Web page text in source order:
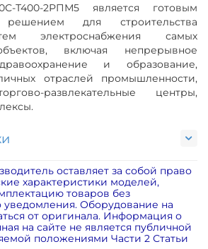
Т400-2РПМ5 является готовым
решением для строительства
электроснабжения самых
включая непрерывное
и образование,
отраслей промышленности,
развлекательные центры,
оставляет за собой право
характеристики моделей,
товаров без
уведомления. Оборудование на
от оригинала. Информация о
на сайте не является публичной
положениями Части 2 Статьи